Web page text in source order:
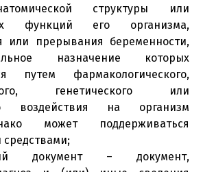
структуры или
функций его организма,
или прерывания беременности,
назначение которых
путем фармакологического,
генетического или
воздействия на организм
может поддерживаться
документ – документ,